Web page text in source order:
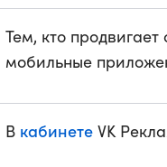
Тем, кто
мобильные
В кабинете VK